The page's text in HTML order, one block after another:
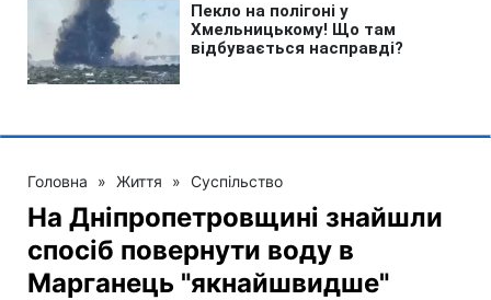
Головна » Життя » Суспільство
На Дніпропетровщині знайшли
спосіб повернути воду в
Марганець "якнайшвидше"